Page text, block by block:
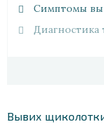
Симптомы
Диагностика
Вывих щиколотки